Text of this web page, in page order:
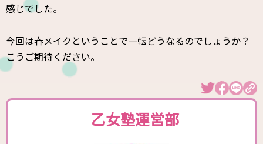
感じでした。
今回は春メイクということで一転どうなるのでしょうか？
こうご期待ください。
乙女塾運営部